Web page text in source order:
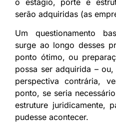
serão adquiridas (as
Um questionamento
surge ao longo desses
ponto ótimo, ou
possa ser adquirida –
perspectiva contrária,
ponto, se seria
estruture juridicamente,
pudesse acontecer.